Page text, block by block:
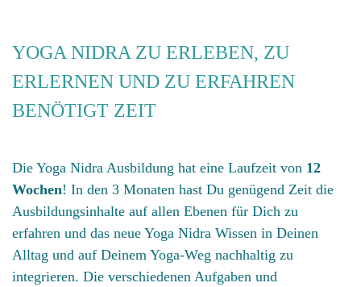
YOGA NIDRA ZU ERLEBEN, ZU
ERLERNEN UND ZU ERFAHREN
BENÖTIGT ZEIT
Die Yoga Nidra Ausbildung hat eine Laufzeit von 12
Wochen! In den 3 Monaten hast Du genügend Zeit die
Ausbildungsinhalte auf allen Ebenen für Dich zu
erfahren und das neue Yoga Nidra Wissen in Deinen
Alltag und auf Deinem Yoga-Weg nachhaltig zu
integrieren. Die verschiedenen Aufgaben und